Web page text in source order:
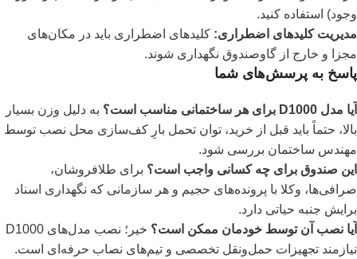
وجود) استفاده کنید.
مدیریت کلیدهای اضطراری: کلیدهای اضطراری باید در مکان‌های
مجزا و خارج از گاوصندوق نگهداری شوند.
پاسخ به پرسش‌های شما
آیا مدل D1000 برای هر ساختمانی مناسب است؟
به دلیل وزن بسیار
بالا، حتماً باید قبل از خرید، توان تحمل بارِ کف‌سازی محل نصب توسط
مهندس ساختمان بررسی شود.
این صندوق برای چه کسانی واجب است؟ برای طلافروشان،
صرافی‌ها، وکلا با پرونده‌های حجیم و هر سازمانی که نگهداری اسناد
برایش جنبه حیاتی دارد.
آیا نصب آن توسط خودمان ممکن است؟
خیر؛ نصب مدل‌های D1000
نیازمند تجهیزات حمل‌ونقل تخصصی و تیم‌های نصاب حرفه‌ای است.